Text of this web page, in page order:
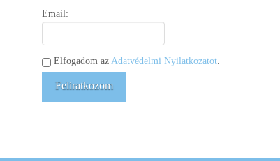
Email:
Elfogadom azAdatvédelmi Nyilatkozatot.
Feliratkozom